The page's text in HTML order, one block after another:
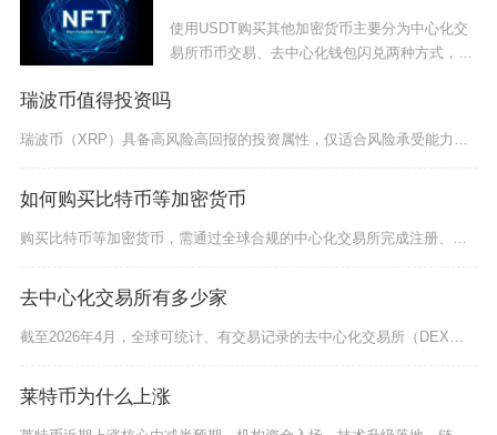
使用USDT购买其他加密货币主要分为中心化交
易所币币交易、去中心化钱包闪兑两种方式，两
瑞波币值得投资吗
瑞波币（XRP）具备高风险高回报的投资属性，仅适合风险承受能力强、能长期持有并深度理解加密
如何购买比特币等加密货币
购买比特币等加密货币，需通过全球合规的中心化交易所完成注册、实名认证、法币入金购买稳定币、
去中心化交易所有多少家
截至2026年4月，全球可统计、有交易记录的去中心化交易所（DEX）总数已超1160家，这
莱特币为什么上涨